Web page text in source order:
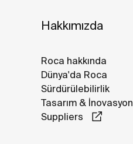
Hakkımızda
Roca hakkında
Dünya'da Roca
Sürdürülebilirlik
Tasarım & İnovasyon
Suppliers